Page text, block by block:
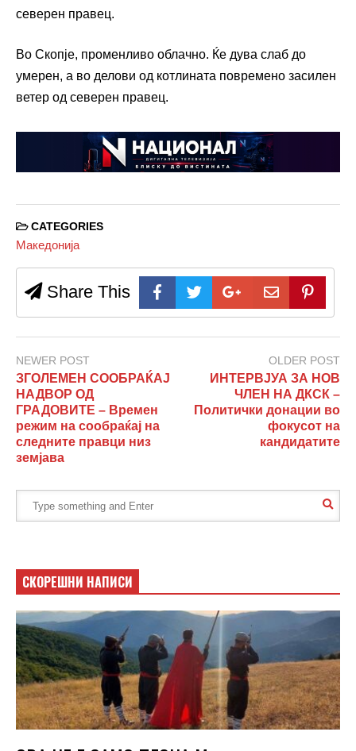
северен правец.
Во Скопје, променливо облачно. Ќе дува слаб до
умерен, а во делови од котлината повремено засилен
ветер од северен правец.
CATEGORIES
Македонија
Share This
NEWER POST
ЗГОЛЕМЕН СООБРАЌАЈ
НАДВОР ОД
ГРАДОВИТЕ – Времен
режим на сообраќај на
следните правци низ
земјава
OLDER POST
ИНТЕРВЈУА ЗА НОВ
ЧЛЕН НА ДКСК –
Политички донации во
фокусот на
кандидатите
СКОРЕШНИ НАПИСИ